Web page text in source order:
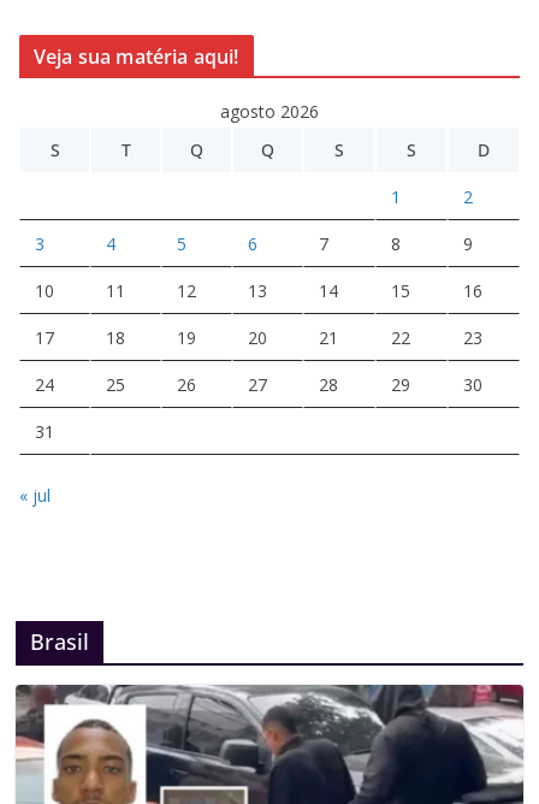
Veja sua matéria aqui!
agosto 2026
S
T Q Q S S D
1 2
3 4 5 6 7 8 9
10 11 12 13 14 15 16
17 18 19 20 21 22 23
24 25 26 27 28 29 30
31
« jul
Brasil